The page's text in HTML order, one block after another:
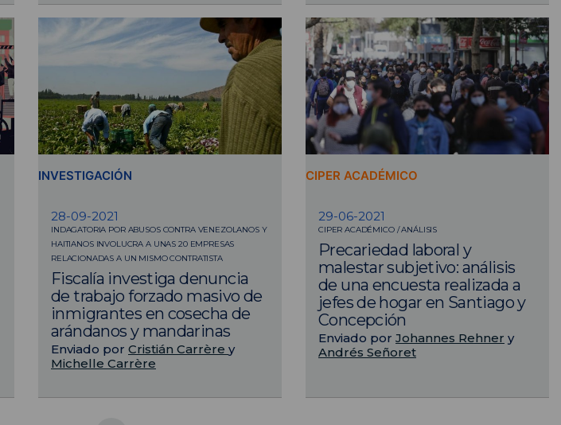
INVESTIGACIÓN
28-09-2021
INDAGATORIA POR ABUSOS CONTRA VENEZOLANOS Y
HAITIANOS INVOLUCRA A UNAS 20 EMPRESAS
RELACIONADAS A UN MISMO CONTRATISTA
Fiscalía investiga denuncia
de trabajo forzado masivo de
inmigrantes en cosecha de
arándanos y mandarinas
Enviado por Cristián Carrère y
Michelle Carrère
CIPER ACADÉMICO
29-06-2021
CIPER ACADÉMICO / ANÁLISIS
Precariedad laboral y
malestar subjetivo: análisis
de una encuesta realizada a
jefes de hogar en Santiago y
Concepción
Enviado por Johannes Rehner y
Andrés Señoret